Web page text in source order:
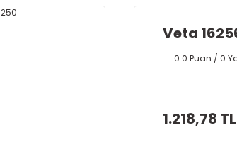
Veta
0.0 Puan / 0
1.218,78 TL